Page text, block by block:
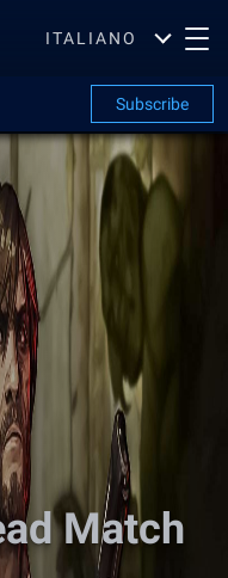
ITALIANO
Subscribe
Match